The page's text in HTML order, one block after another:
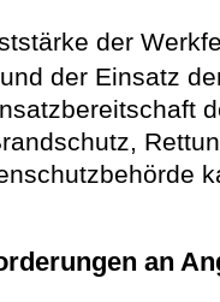
der
der Einsatz
an